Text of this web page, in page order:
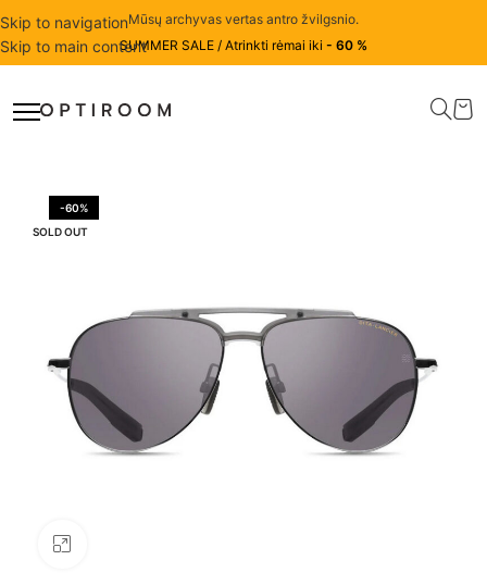
Skip to navigation
Skip to main content
Mūsų archyvas vertas antro žvilgsnio.
SUMMER SALE / Atrinkti rėmai iki - 60 %
-60%
SOLD OUT